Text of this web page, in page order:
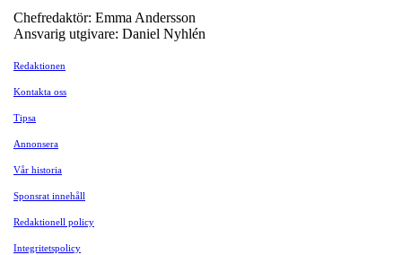
Chefredaktör: Emma Andersson
Ansvarig utgivare: Daniel Nyhlén
Redaktionen
Kontakta oss
Tipsa
Annonsera
Vår historia
Sponsrat innehåll
Redaktionell policy
Integritetspolicy